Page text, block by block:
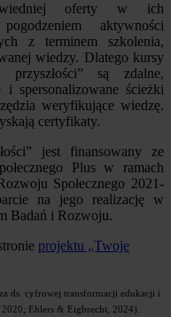
oferty w ich
aktywności
z terminem szkolenia,
wiedzy. Dlatego kursy
są zdalne,
i spersonalizowane ścieżki
weryfikujące wiedzę.
certyfikaty.
jest finansowany ze
Plus w ramach
Społecznego 2021-
na jego realizację w
Badań i Rozwoju.
projektu „Twoje
ds. cyfrowej transformacji edukacji i
Ehlers & Eigbrecht, 2024).